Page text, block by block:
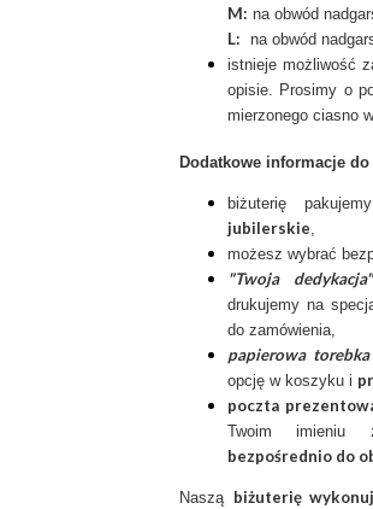
M: na obwód
L: na obwód
istnieje możliwość
opisie. Prosimy o
mierzonego ciasno
Dodatkowe informacje
biżuterię
jubilerskie,
możesz wybrać
"Twoja dedykacja"
drukujemy na
do zamówienia,
papierowa
opcję w koszyku i
poczta prezentow
Twoim imieniu
bezpośrednio do
Naszą biżuterię